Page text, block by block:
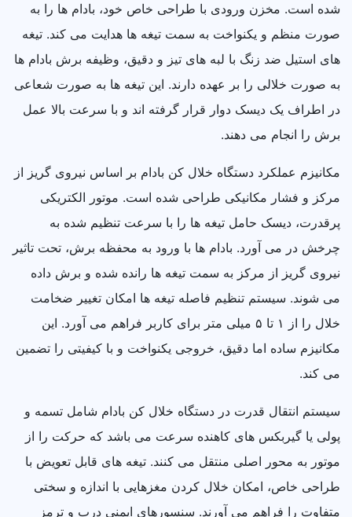
شده است. مخزن ورودی با طراحی خاص خود، بادام ها را به
صورت منظم و یکنواخت به سمت تیغه ها هدایت می کند. تیغه
های استیل ضد زنگ با لبه های تیز و دقیق، وظیفه برش بادام ها
به صورت خلالی را بر عهده دارند. این تیغه ها به صورت شعاعی
در اطراف یک دیسک دوار قرار گرفته اند و با سرعت بالا عمل
برش را انجام می دهند.
مکانیزم عملکرد دستگاه خلال کن بادام بر اساس نیروی گریز از
مرکز و فشار مکانیکی طراحی شده است. موتور الکتریکی
پرقدرت، دیسک حامل تیغه ها را با سرعت تنظیم شده به
چرخش در می آورد. بادام ها با ورود به محفظه برش، تحت تاثیر
نیروی گریز از مرکز به سمت تیغه ها رانده شده و برش داده
می شوند. سیستم تنظیم فاصله تیغه ها امکان تغییر ضخامت
خلال را از ۱ تا ۵ میلی متر برای کاربر فراهم می آورد. این
مکانیزم ساده اما دقیق، خروجی یکنواخت و با کیفیتی را تضمین
می کند.
سیستم انتقال قدرت در دستگاه خلال کن بادام شامل تسمه و
پولی یا گیربکس های کاهنده سرعت می باشد که حرکت را از
موتور به محور اصلی منتقل می کنند. تیغه های قابل تعویض با
طراحی خاص، امکان خلال کردن مغزهایی با اندازه و سختی
متفاوت را فراهم می آورند. سنسورهای ایمنی درب و ترمز